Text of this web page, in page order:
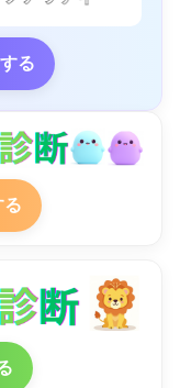
る
る